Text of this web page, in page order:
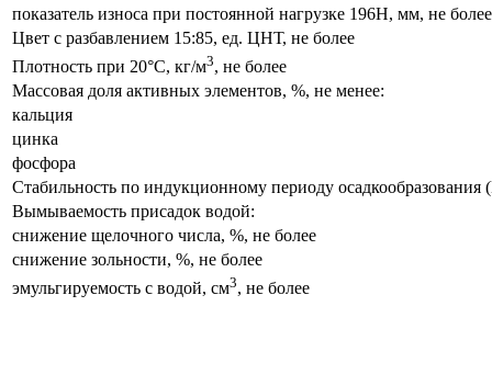
показатель износа при постоянной нагрузке 196Н, мм, не более
Цвет с разбавлением 15:85, ед. ЦНТ, не более
Плотность при 20°С, кг/м3, не более
Массовая доля активных элементов, %, не менее:
кальция
цинка
фосфора
Стабильность по индукционному периоду
Вымываемость присадок водой:
снижение щелочного числа, %, не более
снижение зольности, %, не более
эмульгируемость с водой, см3, не более